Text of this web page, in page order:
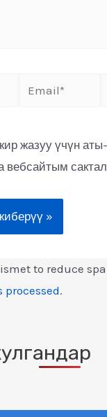
жазуу үчүн
вебсайтым
to reduce
.